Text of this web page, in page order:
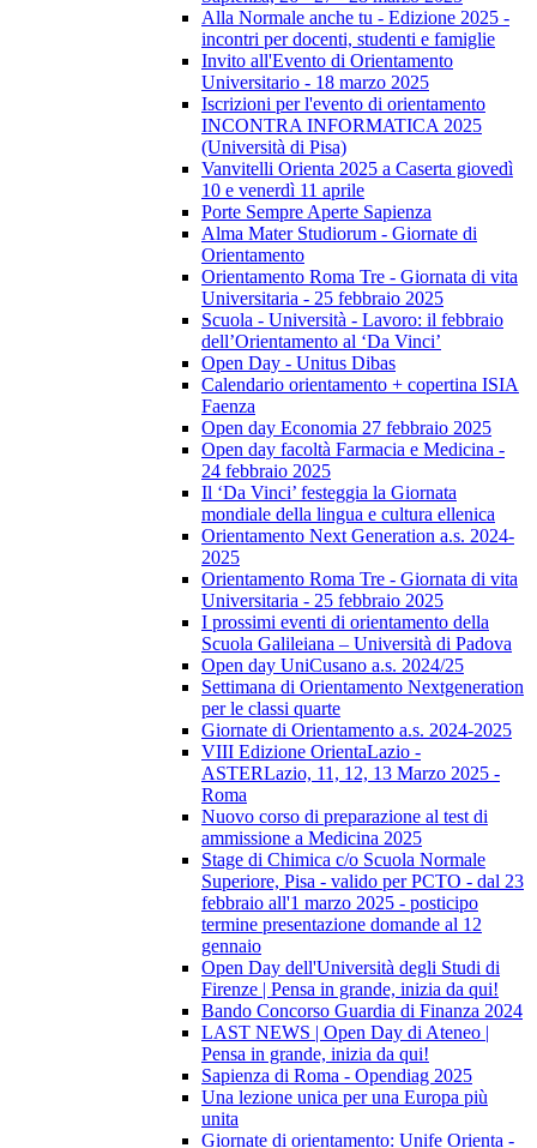
Alla Normale anche tu - Edizione 2025 -
incontri per docenti, studenti e famiglie
Invito all'Evento di Orientamento
Universitario - 18 marzo 2025
Iscrizioni per l'evento di orientamento
INCONTRA INFORMATICA 2025
(Università di Pisa)
Vanvitelli Orienta 2025 a Caserta giovedì
10 e venerdì 11 aprile
Porte Sempre Aperte Sapienza
Alma Mater Studiorum - Giornate di
Orientamento
Orientamento Roma Tre - Giornata di vita
Universitaria - 25 febbraio 2025
Scuola - Università - Lavoro: il febbraio
dell’Orientamento al ‘Da Vinci’
Open Day - Unitus Dibas
Calendario orientamento + copertina ISIA
Faenza
Open day Economia 27 febbraio 2025
Open day facoltà Farmacia e Medicina -
24 febbraio 2025
Il ‘Da Vinci’ festeggia la Giornata
mondiale della lingua e cultura ellenica
Orientamento Next Generation a.s. 2024-
2025
Orientamento Roma Tre - Giornata di vita
Universitaria - 25 febbraio 2025
I prossimi eventi di orientamento della
Scuola Galileiana – Università di Padova
Open day UniCusano a.s. 2024/25
Settimana di Orientamento Nextgeneration
per le classi quarte
Giornate di Orientamento a.s. 2024-2025
VIII Edizione OrientaLazio -
ASTERLazio, 11, 12, 13 Marzo 2025 -
Roma
Nuovo corso di preparazione al test di
ammissione a Medicina 2025
Stage di Chimica c/o Scuola Normale
Superiore, Pisa - valido per PCTO - dal 23
febbraio all'1 marzo 2025 - posticipo
termine presentazione domande al 12
gennaio
Open Day dell'Università degli Studi di
Firenze | Pensa in grande, inizia da qui!
Bando Concorso Guardia di Finanza 2024
LAST NEWS | Open Day di Ateneo |
Pensa in grande, inizia da qui!
Sapienza di Roma - Opendiag 2025
Una lezione unica per una Europa più
unita
Giornate di orientamento: Unife Orienta -